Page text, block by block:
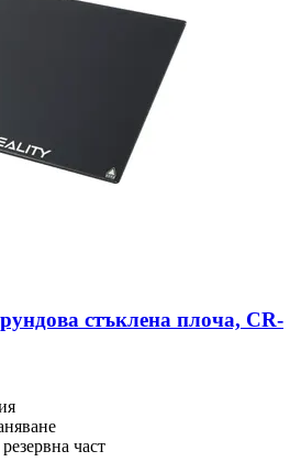
стъклена плоча, CR-​
част